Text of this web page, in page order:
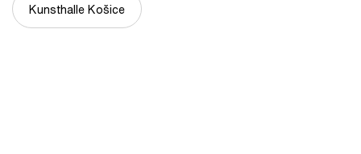
Kunsthalle Košice